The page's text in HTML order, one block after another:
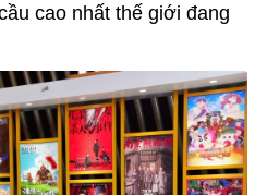
cao nhất thế giới đang